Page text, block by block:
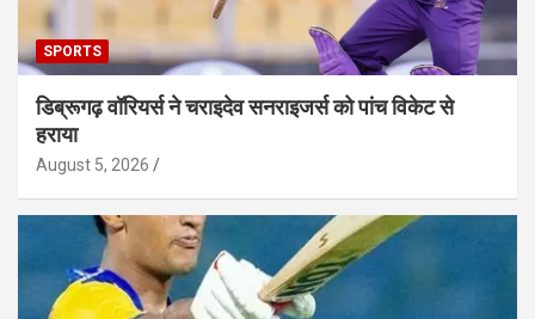
SPORTS
डिब्रूगढ़ वॉरियर्स ने चराइदेव सनराइजर्स को पांच विकेट से
हराया
August 5, 2026